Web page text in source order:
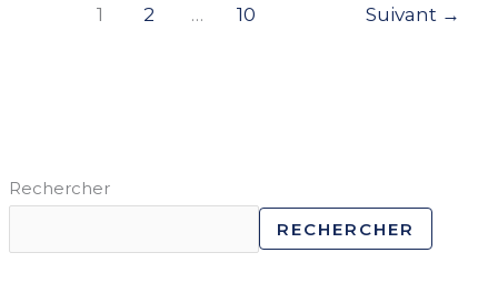
Rechercher
RECHERCHER
1 2 … 10 Suivant →